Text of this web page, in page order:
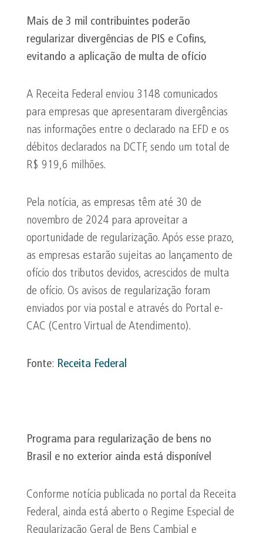
Mais de 3 mil contribuintes poderão
regularizar divergências de PIS e Cofins,
evitando a aplicação de multa de ofício
A Receita Federal enviou 3148 comunicados
para empresas que apresentaram divergências
nas informações entre o declarado na EFD e os
débitos declarados na DCTF, sendo um total de
R$ 919,6 milhões.
Pela notícia, as empresas têm até 30 de
novembro de 2024 para aproveitar a
oportunidade de regularização. Após esse prazo,
as empresas estarão sujeitas ao lançamento de
ofício dos tributos devidos, acrescidos de multa
de ofício. Os avisos de regularização foram
enviados por via postal e através do Portal e-
CAC (Centro Virtual de Atendimento).
Fonte: Receita Federal
Programa para regularização de bens no
Brasil e no exterior ainda está disponível
Conforme notícia publicada no portal da Receita
Federal, ainda está aberto o Regime Especial de
Regularização Geral de Bens Cambial e